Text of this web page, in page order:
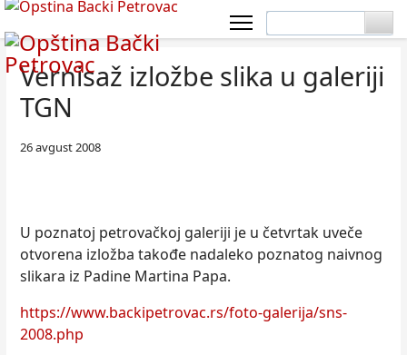
Vernisaž izložbe slika u galeriji
TGN
26 avgust 2008
U poznatoj petrovačkoj galeriji je u četvrtak uveče
otvorena izložba takođe nadaleko poznatog naivnog
slikara iz Padine Martina Papa.
https://www.backipetrovac.rs/foto-galerija/sns-
2008.php